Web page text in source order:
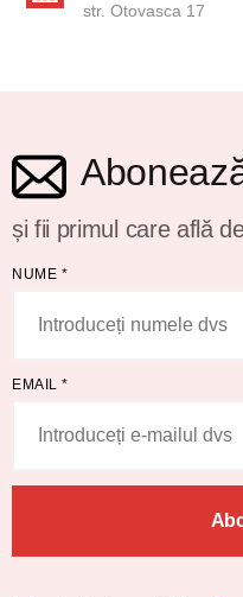
str. Otovasca 17
și fii primul care află
NUME *
EMAIL *